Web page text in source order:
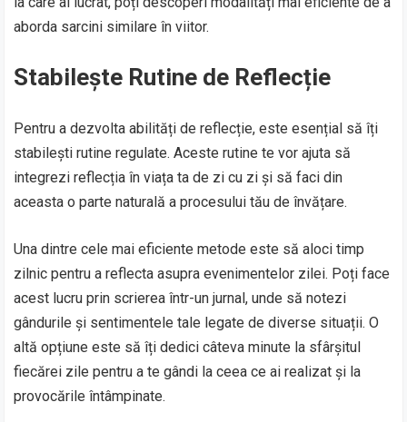
aborda sarcini similare în viitor.
Stabilește Rutine de Reflecție
Pentru a dezvolta abilități de reflecție, este esențial să îți
stabilești rutine regulate. Aceste rutine te vor ajuta să
integrezi reflecția în viața ta de zi cu zi și să faci din
aceasta o parte naturală a procesului tău de învățare.
Una dintre cele mai eficiente metode este să aloci timp
zilnic pentru a reflecta asupra evenimentelor zilei. Poți face
acest lucru prin scrierea într-un jurnal, unde să notezi
gândurile și sentimentele tale legate de diverse situații. O
altă opțiune este să îți dedici câteva minute la sfârșitul
fiecărei zile pentru a te gândi la ceea ce ai realizat și la
provocările întâmpinate.